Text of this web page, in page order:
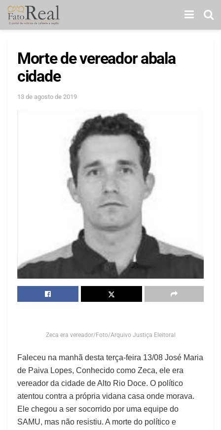
Morte de vereador abala
cidade
13 de agosto de 2019
Zeca era vereador/Foto/Arquivo Justiça Eleitoral
Faleceu na manhã desta terça-feira 13/08 José Maria
de Paiva Lopes, Conhecido como Zeca, ele era
vereador da cidade de Alto Rio Doce. O político
atentou contra a própria vidana casa onde morava.
Ele chegou a ser socorrido por uma equipe do
SAMU, mas não resistiu. A morte do político e